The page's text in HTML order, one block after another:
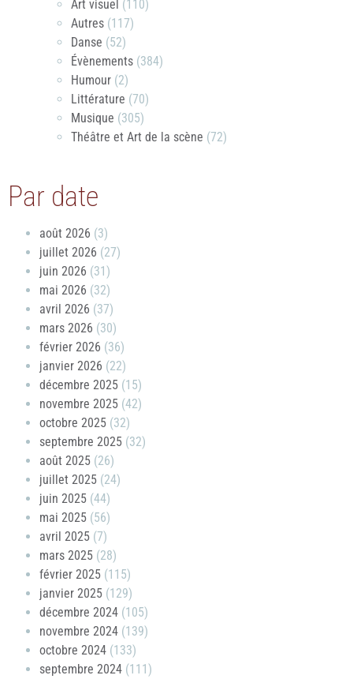
Art visuel (110)
Autres (117)
Danse (52)
Évènements (384)
Humour (2)
Littérature (70)
Musique (305)
Théâtre et Art de la scène (72)
Par date
août 2026 (3)
juillet 2026 (27)
juin 2026 (31)
mai 2026 (32)
avril 2026 (37)
mars 2026 (30)
février 2026 (36)
janvier 2026 (22)
décembre 2025 (15)
novembre 2025 (42)
octobre 2025 (32)
septembre 2025 (32)
août 2025 (26)
juillet 2025 (24)
juin 2025 (44)
mai 2025 (56)
avril 2025 (7)
mars 2025 (28)
février 2025 (115)
janvier 2025 (129)
décembre 2024 (105)
novembre 2024 (139)
octobre 2024 (133)
septembre 2024 (111)